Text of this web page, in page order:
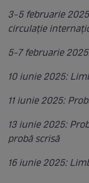
3-5 februarie
circulație
5-7 februarie
10 iunie 2025:
11 iunie 2025:
13 iunie 2025:
probă scrisă
16 iunie 2025: